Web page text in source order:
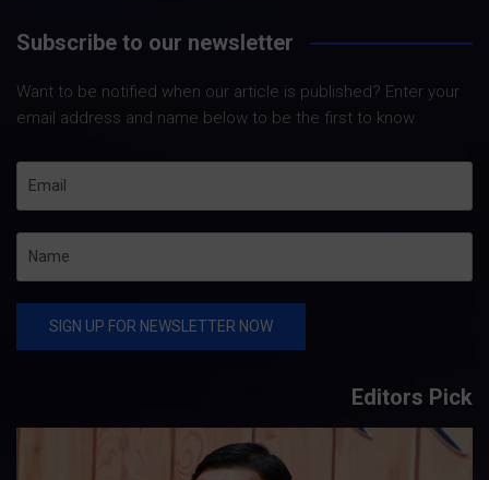
Subscribe to our newsletter
Want to be notified when our article is published? Enter your
email address and name below to be the first to know.
Editors Pick